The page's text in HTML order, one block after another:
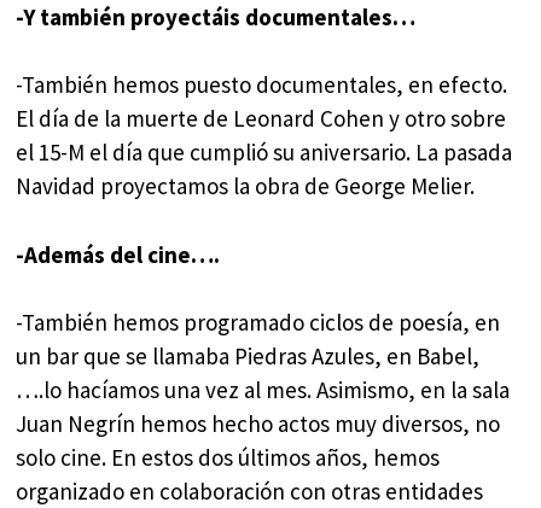
-Y también proyectáis documentales…
-También hemos puesto documentales, en efecto.
El día de la muerte de Leonard Cohen y otro sobre
el 15-M el día que cumplió su aniversario. La pasada
Navidad proyectamos la obra de George Melier.
-Además del cine….
-También hemos programado ciclos de poesía, en
un bar que se llamaba Piedras Azules, en Babel,
….lo hacíamos una vez al mes. Asimismo, en la sala
Juan Negrín hemos hecho actos muy diversos, no
solo cine. En estos dos últimos años, hemos
organizado en colaboración con otras entidades